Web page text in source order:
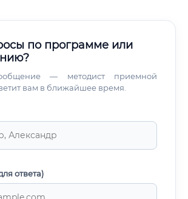
по программе или
— методист приемной
вам в ближайшее время.
ответа)